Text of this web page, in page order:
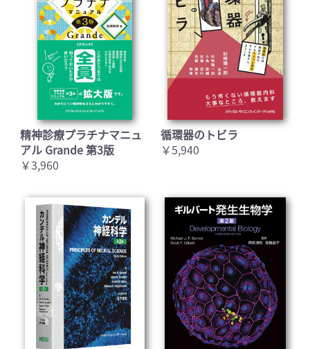
精神診療プラチナマニュ
アル Grande 第3版
￥3,960
循環器のトビラ
￥5,940